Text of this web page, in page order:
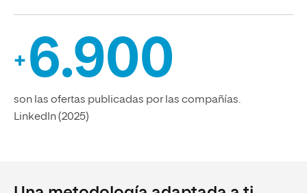
+ 6.900
son las ofertas publicadas por las compañías.
LinkedIn (2025)